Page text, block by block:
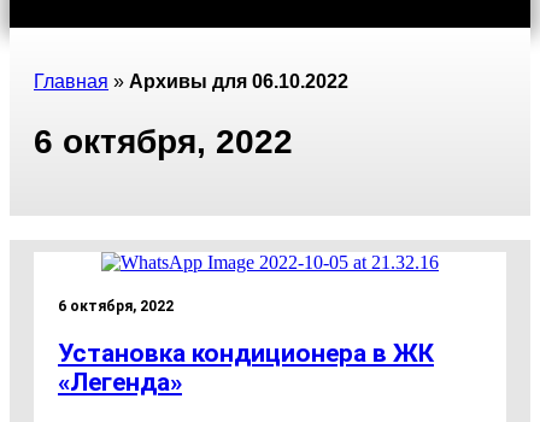
Главная » Архивы для 06.10.2022
6 октября, 2022
6 октября, 2022
Установка кондиционера в ЖК
«Легенда»